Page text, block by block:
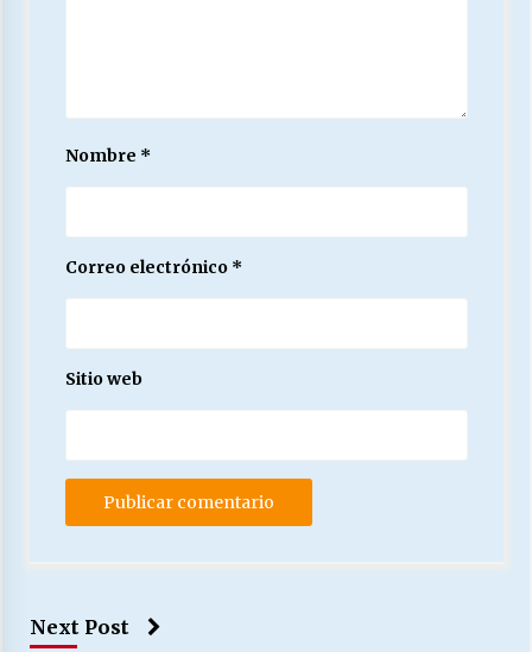
Nombre *
Correo electrónico *
Sitio web
Next Post